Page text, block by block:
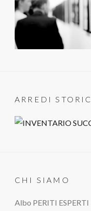
ARREDI
CHI SIAMO
Albo PERITI